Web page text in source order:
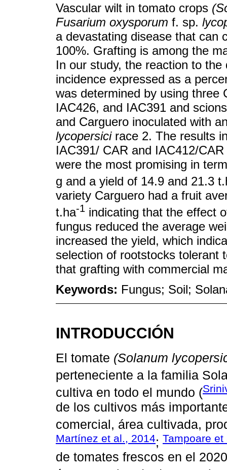
Vascular wilt in tomato crops
Fusarium oxysporum f. sp.
a devastating disease that can
100%. Grafting is among the
In our study, the reaction to
incidence expressed as a
was determined by using three
IAC426, and IAC391 and
and Carguero inoculated with
lycopersicirace 2. The results
IAC391/ CAR and IAC412/
were the most promising in
g and a yield of 14.9 and 21.3
variety Carguero had a fruit
t.ha-1 indicating that the effect
fungus reduced the average
increased the yield, which
selection of rootstocks tolerant
that grafting with commercial
Keywords: Fungus; Soil;
INTRODUCCIÓN
El tomate (Solanum
perteneciente a la familia
cultiva en todo el mundo (
de los cultivos más
comercial, área cultivada,
Martínez et al., 2014; Tampoare et
de tomates frescos en el